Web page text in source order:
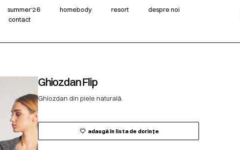
summer‘26 homebody resort
despre noi
contact
Ghiozdan Flip
Ghiozdan din piele naturală.
adaugă în lista de dorințe